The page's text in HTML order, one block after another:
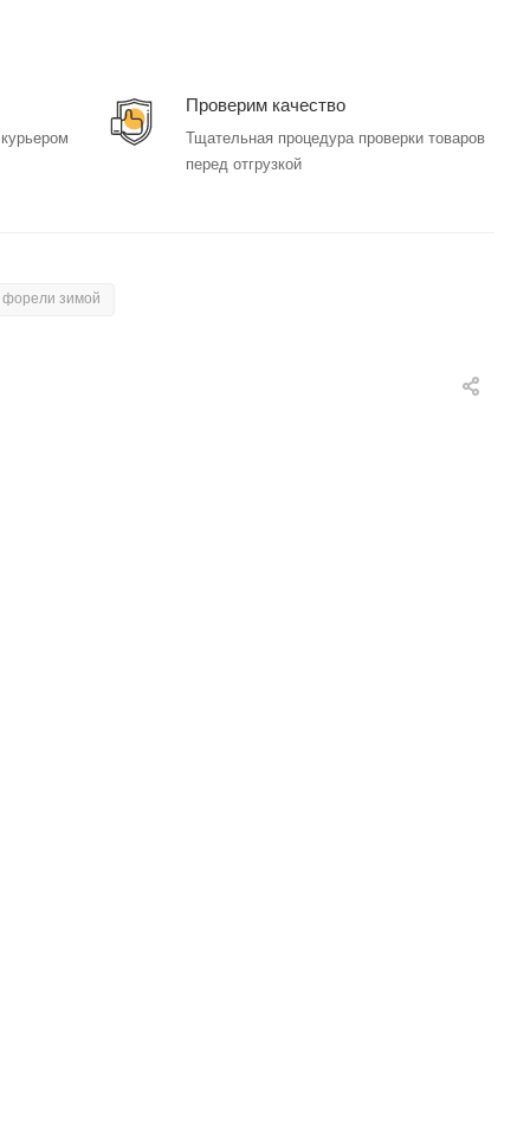
Проверим качество
Тщательная процедура проверки товаров
перед отгрузкой
форели зимой